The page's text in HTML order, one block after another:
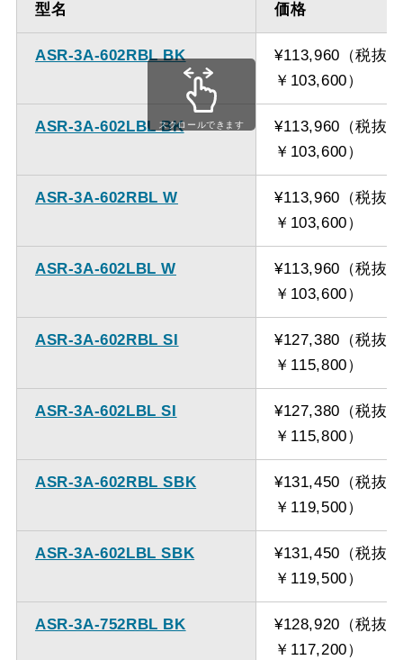
型名 価格
ASR-3A-602RBL BK
¥113,960（税抜
￥103,600）
ASR-3A-602LBL BK
¥113,960（税抜
￥103,600）
ASR-3A-602RBL W
¥113,960（税抜
￥103,600）
ASR-3A-602LBL W
¥113,960（税抜
￥103,600）
ASR-3A-602RBL SI
¥127,380（税抜
￥115,800）
ASR-3A-602LBL SI
¥127,380（税抜
￥115,800）
ASR-3A-602RBL SBK
¥131,450（税抜
￥119,500）
ASR-3A-602LBL SBK
¥131,450（税抜
￥119,500）
ASR-3A-752RBL BK
¥128,920（税抜
￥117,200）
スクロールできます